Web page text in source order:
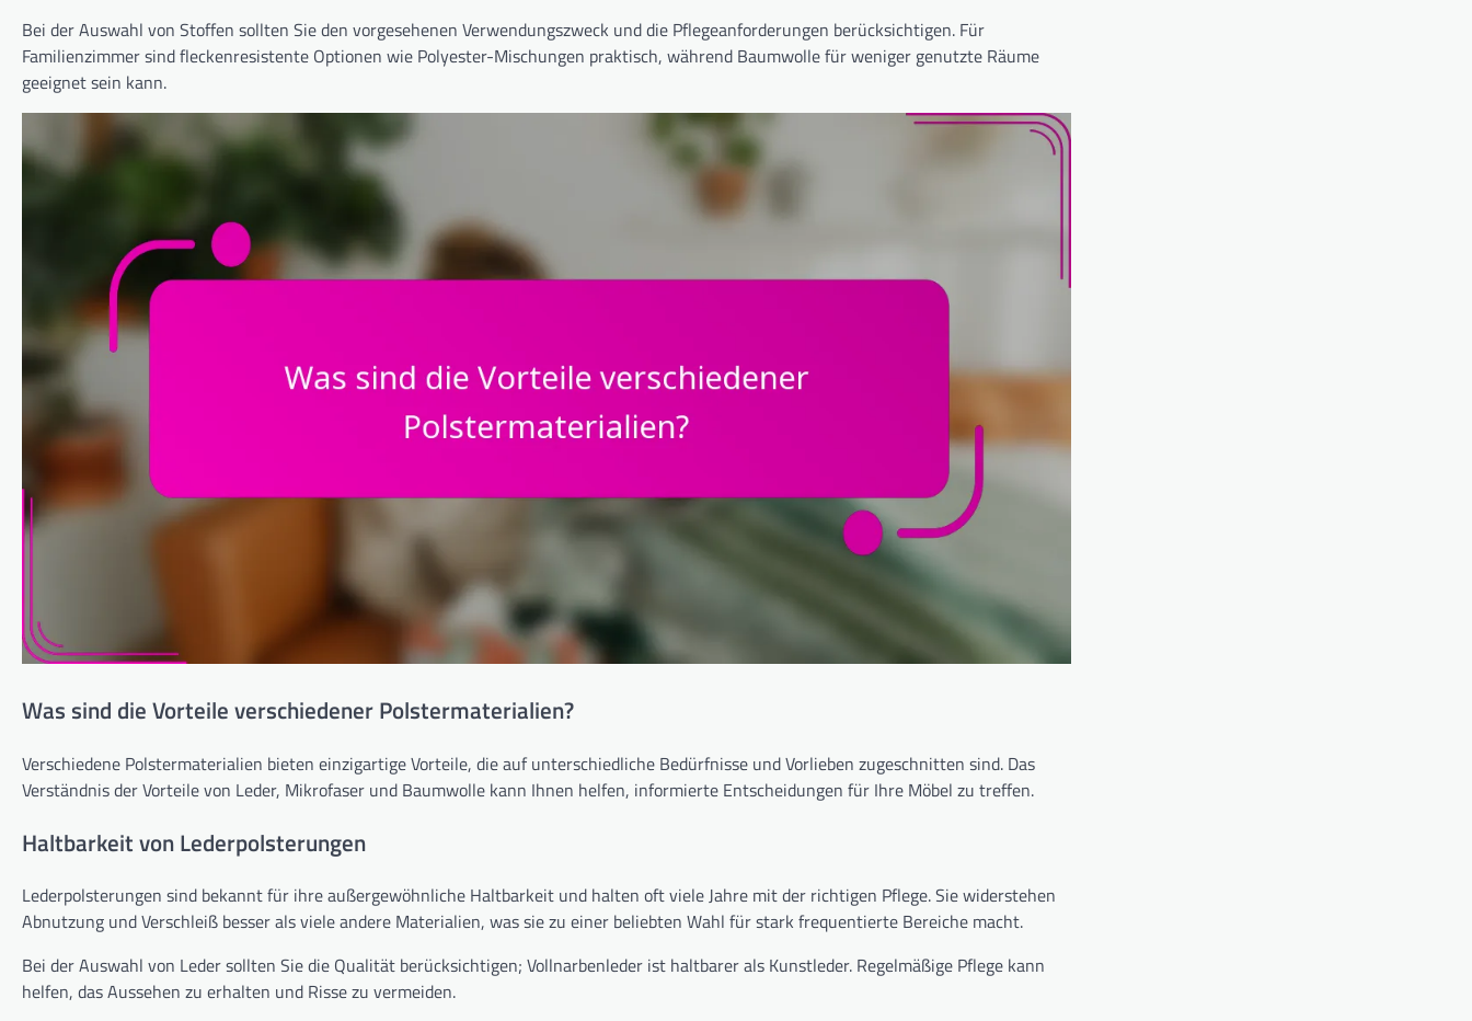
Bei der Auswahl von Stoffen sollten Sie den vorgesehenen Verwendungszweck und die Pflegeanforderungen berücksichtigen. Für
Familienzimmer sind fleckenresistente Optionen wie Polyester-Mischungen praktisch, während Baumwolle für weniger genutzte Räume
geeignet sein kann.
Was sind die Vorteile verschiedener Polstermaterialien?
Verschiedene Polstermaterialien bieten einzigartige Vorteile, die auf unterschiedliche Bedürfnisse und Vorlieben zugeschnitten sind. Das
Verständnis der Vorteile von Leder, Mikrofaser und Baumwolle kann Ihnen helfen, informierte Entscheidungen für Ihre Möbel zu treffen.
Haltbarkeit von Lederpolsterungen
Lederpolsterungen sind bekannt für ihre außergewöhnliche Haltbarkeit und halten oft viele Jahre mit der richtigen Pflege. Sie widerstehen
Abnutzung und Verschleiß besser als viele andere Materialien, was sie zu einer beliebten Wahl für stark frequentierte Bereiche macht.
Bei der Auswahl von Leder sollten Sie die Qualität berücksichtigen; Vollnarbenleder ist haltbarer als Kunstleder. Regelmäßige Pflege kann
helfen, das Aussehen zu erhalten und Risse zu vermeiden.